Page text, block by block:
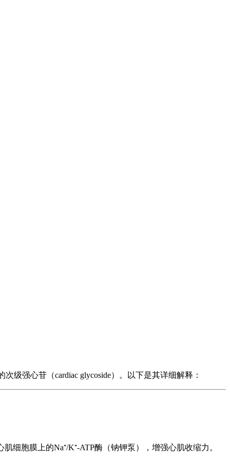
次级强心苷（cardiac glycoside）。以下是其详细解释：
细胞膜上的Na⁺/K⁺-ATP酶（钠钾泵），增强心肌收缩力。